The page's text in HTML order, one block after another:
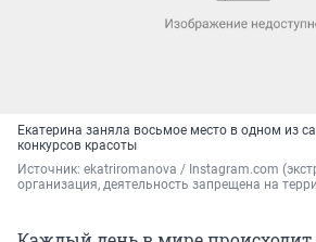
Екатерина заняла восьмое место в одном из
конкурсов красоты
Источник: ekatriromanova / Instagram.com
организация, деятельность запрещена на